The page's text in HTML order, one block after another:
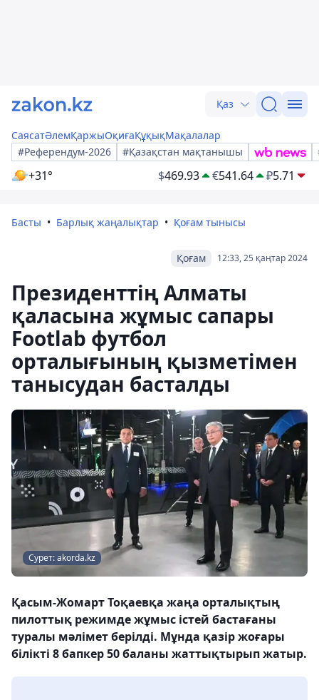
Қаз
СаясатӘлемҚаржыОқиғаҚұқықМақалалар
#Референдум-2026
#Қазақстан мақтанышы
+31° $469.93 €541.64 ₽5.71
Басты Барлық жаңалықтар Қоғам тынысы
12:33, 25 қаңтар 2024
Қоғам
Президенттің Алматы
қаласына жұмыс сапары
Footlab футбол
орталығының қызметімен
танысудан басталды
Сурет: akorda.kz
Қасым-Жомарт Тоқаевқа жаңа орталықтың
пилоттық режимде жұмыс істей бастағаны
туралы мәлімет берілді. Мұнда қазір жоғары
білікті 8 бапкер 50 баланы жаттықтырып жатыр.